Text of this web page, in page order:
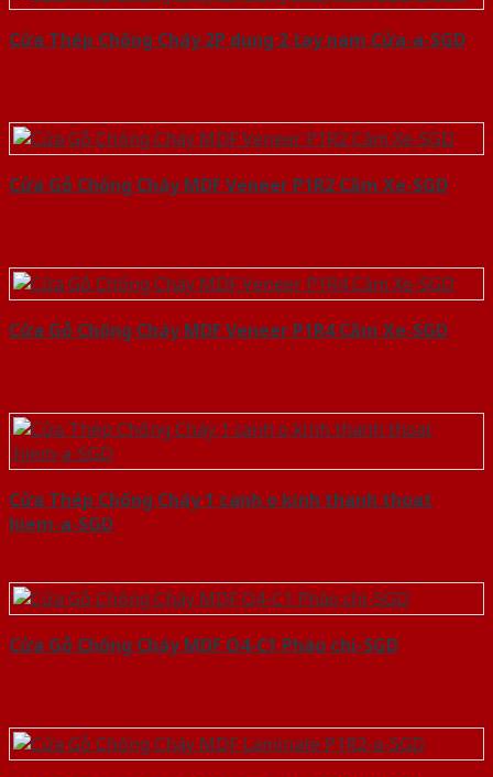
Cửa Thép Chống Cháy 2P dung 2 tay nam Cửa-a-SGD
Cửa Gỗ Chống Cháy MDF Veneer P1R2 Căm Xe-SGD
Cửa Gỗ Chống Cháy MDF Veneer P1R4 Căm Xe-SGD
Cửa Thép Chống Cháy 1 canh o kinh thanh thoat
hiem-a-SGD
Cửa Gỗ Chống Cháy MDF O4-C1 Phào chi-SGD